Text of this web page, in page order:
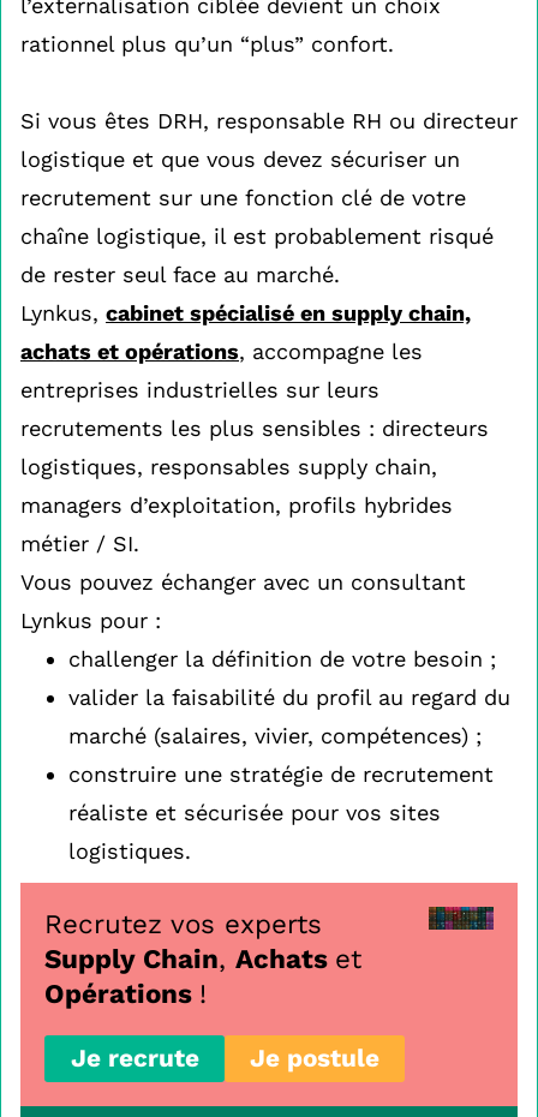
l’externalisation ciblée devient un choix
rationnel plus qu’un “plus” confort.
Si vous êtes DRH, responsable RH ou directeur
logistique et que vous devez sécuriser un
recrutement sur une fonction clé de votre
chaîne logistique, il est probablement risqué
de rester seul face au marché.
Lynkus, cabinet spécialisé en supply chain,
achats et opérations, accompagne les
entreprises industrielles sur leurs
recrutements les plus sensibles : directeurs
logistiques, responsables supply chain,
managers d’exploitation, profils hybrides
métier / SI.
Vous pouvez échanger avec un consultant
Lynkus pour :
challenger la définition de votre besoin ;
valider la faisabilité du profil au regard du
marché (salaires, vivier, compétences) ;
construire une stratégie de recrutement
réaliste et sécurisée pour vos sites
logistiques.
Recrutez vos experts
Supply Chain, Achats et
Opérations !
Je recrute Je postule